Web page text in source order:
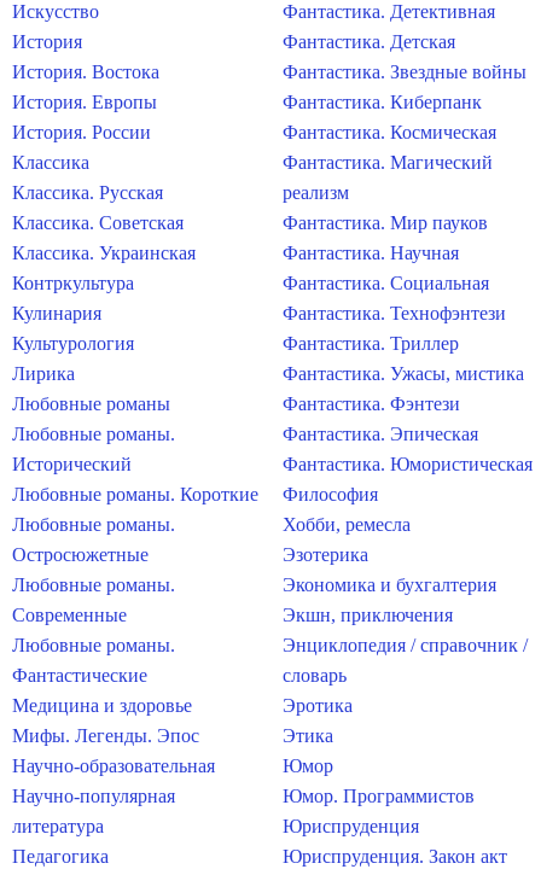
Искусство
История
История. Востока
История. Европы
История. России
Классика
Классика. Русская
Классика. Советская
Классика. Украинская
Контркультура
Кулинария
Культурология
Лирика
Любовные романы
Любовные романы.
Исторический
Любовные романы. Короткие
Любовные романы.
Остросюжетные
Любовные романы.
Современные
Любовные романы.
Фантастические
Медицина и здоровье
Мифы. Легенды. Эпос
Научно-образовательная
Научно-популярная
литература
Педагогика
Фантастика. Детективная
Фантастика. Детская
Фантастика. Звездные войны
Фантастика. Киберпанк
Фантастика. Космическая
Фантастика. Магический
реализм
Фантастика. Мир пауков
Фантастика. Научная
Фантастика. Социальная
Фантастика. Технофэнтези
Фантастика. Триллер
Фантастика. Ужасы, мистика
Фантастика. Фэнтези
Фантастика. Эпическая
Фантастика. Юмористическая
Философия
Хобби, ремесла
Эзотерика
Экономика и бухгалтерия
Экшн, приключения
Энциклопедия / справочник /
словарь
Эротика
Этика
Юмор
Юмор. Программистов
Юриспруденция
Юриспруденция. Закон акт